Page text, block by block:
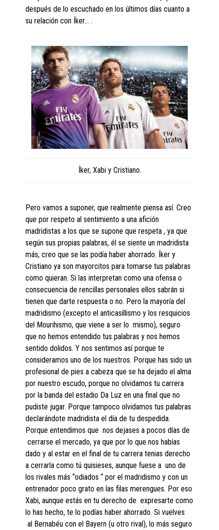
después de lo escuchado en los últimos días cuanto a
su relación con Íker… .
Íker, Xabi y Cristiano.
Pero vamos a suponer, que realmente piensa así. Creo
que por respeto al sentimiento a una afición
madridistas a los que se supone que respeta , ya que
según sus propias palabras, él se siente un madridista
más, creo que se las podía haber ahorrado. Íker y
Cristiano ya son mayorcitos para tomarse tus palabras
como quieran. Si las interpretan como una ofensa o
consecuencia de rencillas personales ellos sabrán si
tienen que darte respuesta o no. Pero la mayoría del
madridismo (excepto el anticasillismo y los resquicios
del Mourihismo, que viene a ser lo mismo), seguro
que no hemos entendido tus palabras y nos hemos
sentido dolidos. Y nos sentimos así porque te
consideramos uno de los nuestros. Porque has sido un
profesional de pies a cabeza que se ha dejado el alma
por nuestro escudo, porque no olvidamos tu carrera
por la banda del estadio Da Luz en una final que no
pudiste jugar. Porque tampoco olvidamos tus palabras
declarándote madridista el día de tu despedida.
Porque entendimos que nos dejases a pocos días de
cerrarse el mercado, ya que por lo que nos habías
dado y al estar en el final de tu carrera tenias derecho
a cerrarla como tú quisieses, aunque fuese a uno de
los rivales más “odiados “ por el madridismo y con un
entrenador poco grato en las filas merengues. Por eso
Xabi, aunque estás en tu derecho de expresarte como
lo has hecho, te lo podías haber ahorrado. Si vuelves
al Bernabéu con el Bayern (u otro rival), lo más seguro